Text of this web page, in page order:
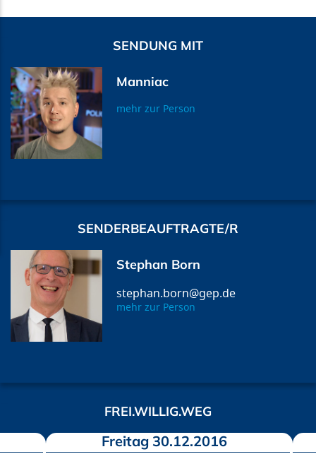
SENDUNG MIT
Manniac
mehr zur Person
SENDERBEAUFTRAGTE/R
Stephan Born
stephan.born@gep.de
mehr zur Person
FREI.WILLIG.WEG
Freitag 30.12.2016